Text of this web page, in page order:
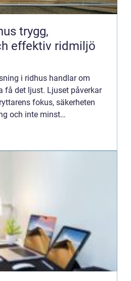
effektiv ridmiljö
i ridhus handlar om
få det ljust. Ljuset påverkar
fokus, säkerheten
och inte minst